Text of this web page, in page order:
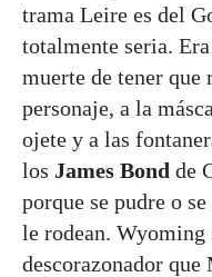
trama Leire es del
totalmente seria.
muerte de tener que
personaje, a la
ojete y a las
los James Bond de
porque se pudre o
le rodean. Wyoming
descorazonador